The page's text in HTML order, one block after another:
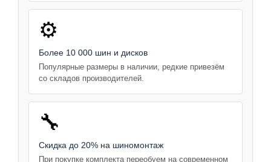
⚙️
Более 10 000 шин и дисков
Популярные размеры в наличии, редкие привезём
со складов производителей.
🔧
Скидка до 20% на шиномонтаж
При покупке комплекта переобуем на современном